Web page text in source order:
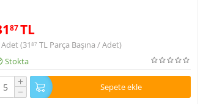
87TL
Adet (31 87 TLParça Başına / Adet)
Stokta
+
− Sepete ekle